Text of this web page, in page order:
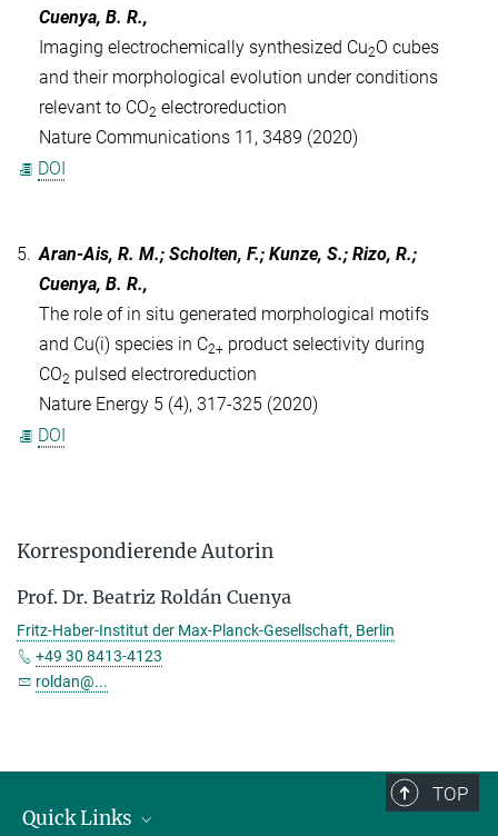
Cuenya, B. R.,
Imaging electrochemically synthesized Cu2O cubes
and their morphological evolution under conditions
relevant to CO2 electroreduction
Nature Communications 11, 3489 (2020)
DOI
5. Aran-Ais, R. M.; Scholten, F.; Kunze, S.; Rizo, R.;
Cuenya, B. R.,
The role of in situ generated morphological motifs
and Cu(i) species in C2+ product selectivity during
CO2 pulsed electroreduction
Nature Energy 5 (4), 317-325 (2020)
DOI
Korrespondierende Autorin
Prof. Dr. Beatriz Roldán Cuenya
Fritz-Haber-Institut der Max-Planck-Gesellschaft, Berlin
+49 30 8413-4123
roldan@...
TOP
Quick Links